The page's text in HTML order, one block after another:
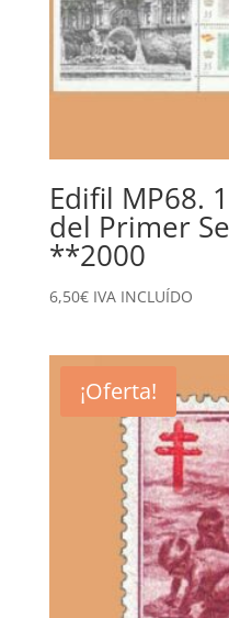
Edifil MP68.
del Primer
**2000
6,50€ IVA INCLUÍDO
¡Oferta!